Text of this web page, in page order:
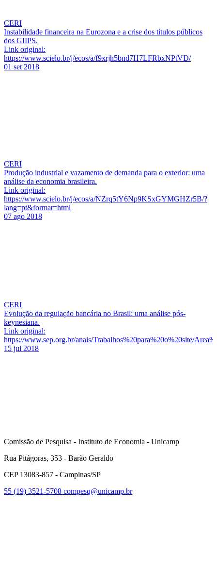
CERI
Instabilidade financeira na Eurozona e a crise dos títulos públicos
dos GIIPS.
Link original:
https://www.scielo.br/j/ecos/a/f9xrjh5bnd7H7LFRbxNPtVD/
01 set 2018
CERI
Produção industrial e vazamento de demanda para o exterior: uma
análise da economia brasileira.
Link original:
https://www.scielo.br/j/ecos/a/NZrq5tY6Np9KSxGYMGHZr5B/?
lang=pt&format=html
07 ago 2018
CERI
Evolução da regulação bancária no Brasil: uma análise pós-
keynesiana.
Link original:
https://www.sep.org.br/anais/Trabalhos%20para%20o%20site/
15 jul 2018
Comissão de Pesquisa - Instituto de Economia - Unicamp
Rua Pitágoras, 353 - Barão Geraldo
CEP 13083-857 - Campinas/SP
55 (19) 3521-5708 compesq@unicamp.br